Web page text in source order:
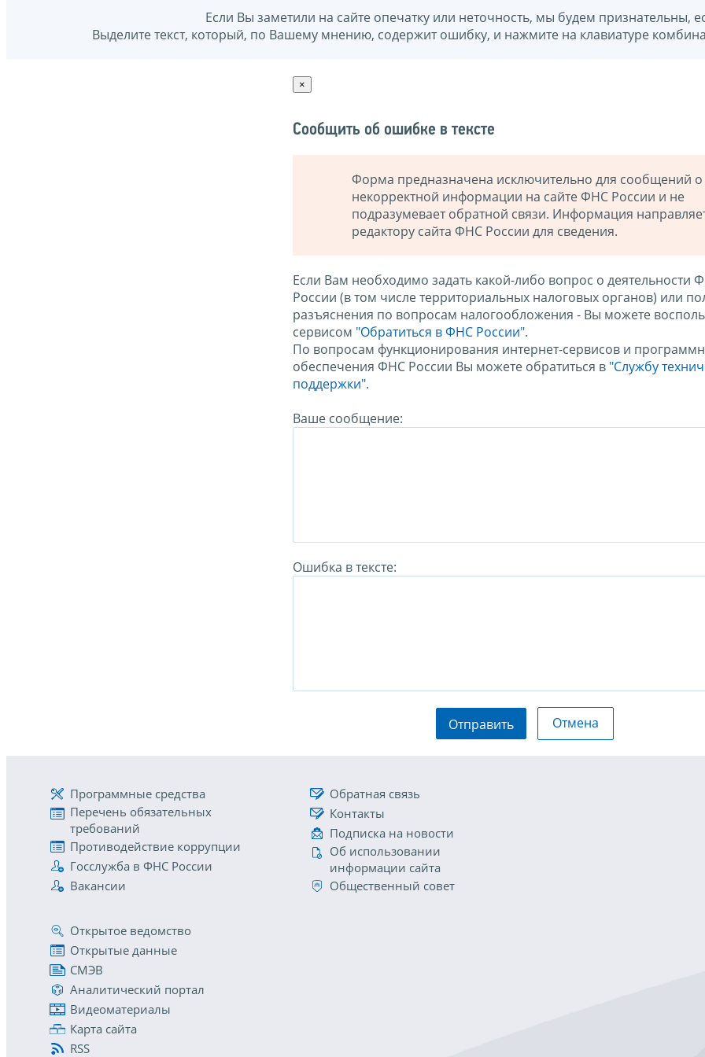
Если Вы заметили на сайте опечатку или неточность, мы будем признательны,
Выделите текст, который, по Вашему мнению, содержит ошибку, и нажмите на клавиатуре
×
Сообщить об ошибке в тексте
Форма предназначена исключительно для сообщений о
некорректной информации на сайте ФНС России и не
подразумевает обратной связи. Информация
редактору сайта ФНС России для сведения.
Если Вам необходимо задать какой-либо вопрос о деятельности
России (в том числе территориальных налоговых органов) или
разъяснения по вопросам налогообложения - Вы можете
сервисом "Обратиться в ФНС России".
По вопросам функционирования интернет-сервисов и
обеспечения ФНС России Вы можете обратиться в "Службу
поддержки".
Ваше сообщение:
Ошибка в тексте:
Отправить Отмена
Программные средства
Перечень обязательных
требований
Противодействие коррупции
Госслужба в ФНС России
Вакансии
Обратная связь
Контакты
Подписка на новости
Об использовании
информации сайта
Общественный совет
Открытое ведомство
Открытые данные
СМЭВ
Аналитический портал
Видеоматериалы
Карта сайта
RSS